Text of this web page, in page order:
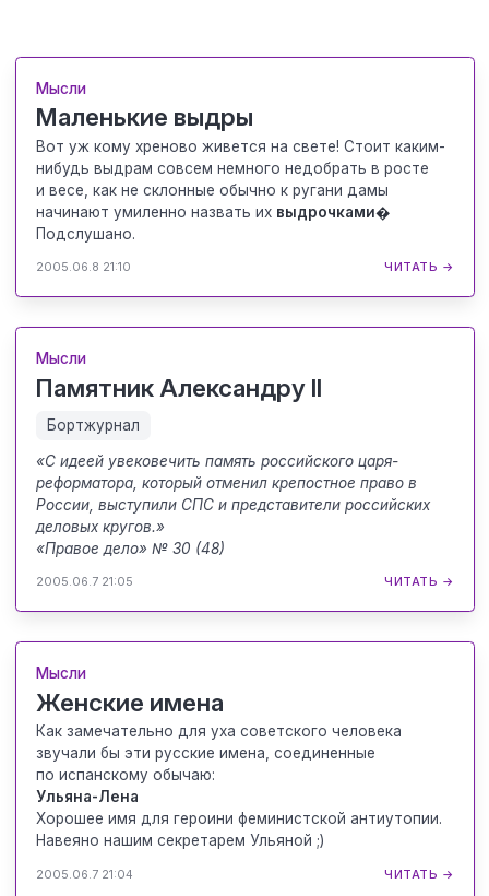
Мысли
Маленькие выдры
Вот уж кому хреново живется на свете! Стоит каким-
нибудь выдрам совсем немного недобрать в росте
и весе, как не склонные обычно к ругани дамы
начинают умиленно назвать их выдрочками�
Подслушано.
2005.06.8 21:10 ЧИТАТЬ →
Мысли
Памятник Александру II
Бортжурнал
«С идеей увековечить память российского царя-
реформатора, который отменил крепостное право в
России, выступили СПС и представители российских
деловых кругов.»
«Правое дело» № 30 (48)
2005.06.7 21:05 ЧИТАТЬ →
Мысли
Женские имена
Как замечательно для уха советского человека
звучали бы эти русские имена, соединенные
по испанскому обычаю:
Ульяна-Лена
Хорошее имя для героини феминистской антиутопии.
Навеяно нашим секретарем Ульяной ;)
2005.06.7 21:04 ЧИТАТЬ →